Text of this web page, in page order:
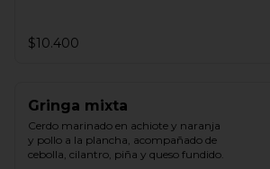
$10.400
Gringa mixta
Cerdo marinado en achiote y naranja
y pollo a la plancha, acompañado de
cebolla, cilantro, piña y queso fundido.